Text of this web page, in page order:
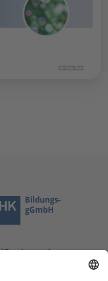
Beratung unter: